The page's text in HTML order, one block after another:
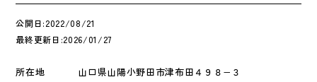
公開日:2022/08/21
最終更新日:2026/01/27
所在地 山口県山陽小野田市津布田４９８−３